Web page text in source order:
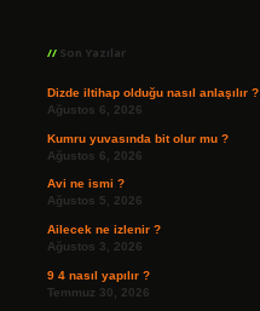
Son Yazılar
Dizde iltihap olduğu nasıl anlaşılır ?
Ağustos 6, 2026
Kumru yuvasında bit olur mu ?
Ağustos 6, 2026
Avi ne ismi ?
Ağustos 5, 2026
Ailecek ne izlenir ?
Ağustos 3, 2026
9 4 nasıl yapılır ?
Temmuz 30, 2026